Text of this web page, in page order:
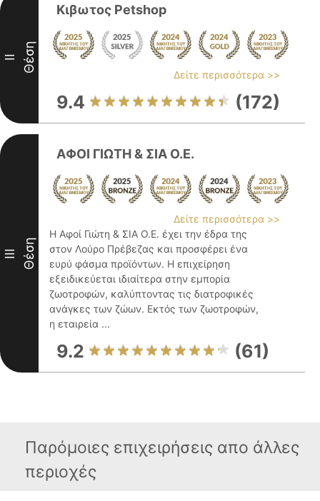
II Θέση
Κιβωτος Petshop
Δείτε περισσότερα >>
9.4 (172)
III Θέση
ΑΦΟΙ ΓΙΩΤΗ & ΣΙΑ Ο.Ε.
Δείτε περισσότερα >>
Η Αφοί Γιώτη & ΣΙΑ Ο.Ε. έχει την έδρα της
στον Λούρο Πρέβεζας και προσφέρει ένα
ευρύ φάσμα προϊόντων. Η επιχείρηση
εξειδικεύεται ιδιαίτερα στην εμπορία
ζωοτροφών, καλύπτοντας τις διατροφικές
ανάγκες των ζώων. Εκτός των ζωοτροφών,
η εταιρεία ...
9.2 (61)
Παρόμοιες επιχειρήσεις απο άλλες
περιοχές